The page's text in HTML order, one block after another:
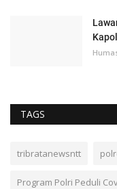
TAGS
tribratanewsntt
Program Polri Peduli